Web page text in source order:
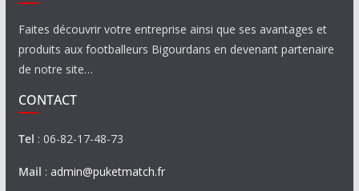
Faites découvrir votre entreprise ainsi que ses avantages et
produits aux footballeurs Bigourdans en devenant partenaire
de notre site…
CONTACT
Tel : 06-82-17-48-73
Mail : admin@puketmatch.fr